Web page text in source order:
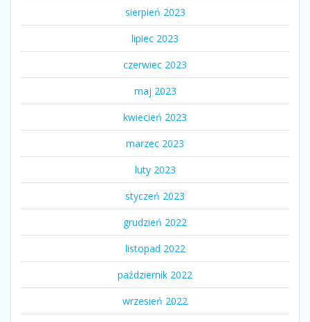
sierpień 2023
lipiec 2023
czerwiec 2023
maj 2023
kwiecień 2023
marzec 2023
luty 2023
styczeń 2023
grudzień 2022
listopad 2022
październik 2022
wrzesień 2022